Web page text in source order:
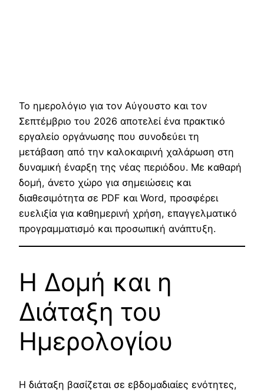
Το ημερολόγιο για τον Αύγουστο και τον
Σεπτέμβριο του 2026 αποτελεί ένα πρακτικό
εργαλείο οργάνωσης που συνοδεύει τη
μετάβαση από την καλοκαιρινή χαλάρωση στη
δυναμική έναρξη της νέας περιόδου. Με καθαρή
δομή, άνετο χώρο για σημειώσεις και
διαθεσιμότητα σε PDF και Word, προσφέρει
ευελιξία για καθημερινή χρήση, επαγγελματικό
προγραμματισμό και προσωπική ανάπτυξη.
Η Δομή και η
Διάταξη του
Ημερολογίου
Η διάταξη βασίζεται σε εβδομαδιαίες ενότητες,